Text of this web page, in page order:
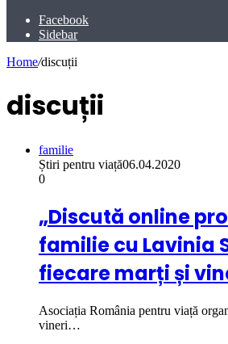
Facebook
Sidebar
Home/discuții
discuții
familie
Știri pentru viață06.04.2020
0
„Discută online
familie cu Lavinia
fiecare marți și
Asociația România pentru viață
vineri…